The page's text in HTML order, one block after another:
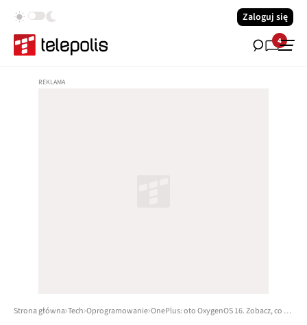
Zaloguj się
4
Strona główna Tech Oprogramowanie OnePlus: oto OxygenOS 16. Zobacz, co przynosi nowy system